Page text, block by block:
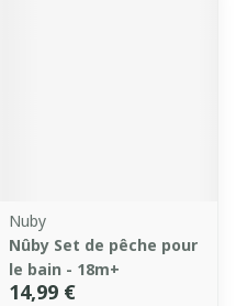
Nuby
Nûby Set de pêche pour
le bain - 18m+
14,99 €